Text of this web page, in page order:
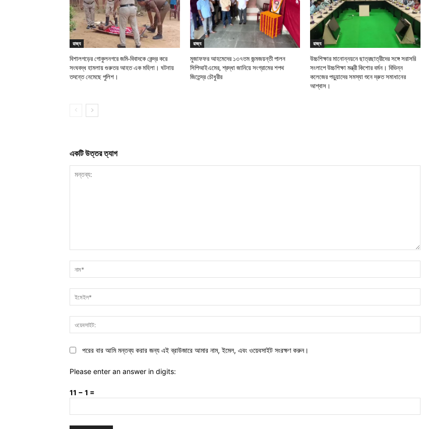
রাজ্য
বিশালগড়ের গোকুলনগরে জমি-বিবাদকে কেন্দ্র করে
সংঘবদ্ধ হামলায় গুরুতর আহত এক মহিলা। ঘটনায়
তদন্তে নেমেছে পুলিশ।
রাজ্য
মুজাফফর আহমেদের ১৩৭তম জন্মজয়ন্তী পালন
সিপিআইএমের, শ্রদ্ধা জানিয়ে সংগ্রামের শপথ
জিতেন্দ্র চৌধুরীর
রাজ্য
উচ্চশিক্ষার মানোন্নয়নে ছাত্রছাত্রীদের সঙ্গে সরাসরি
সংলাপে উচ্চশিক্ষা মন্ত্রী কিশোর বর্মন। বিভিন্ন
কলেজের পড়ুয়াদের সমস্যা শুনে দ্রুত সমাধানের
আশ্বাস।
একটি উত্তর ত্যাগ
পরের বার আমি মন্তব্য করার জন্য এই ব্রাউজারে আমার নাম, ইমেল, এবং ওয়েবসাইট সংরক্ষণ করুন।
Please enter an answer in digits:
11 − 1 =